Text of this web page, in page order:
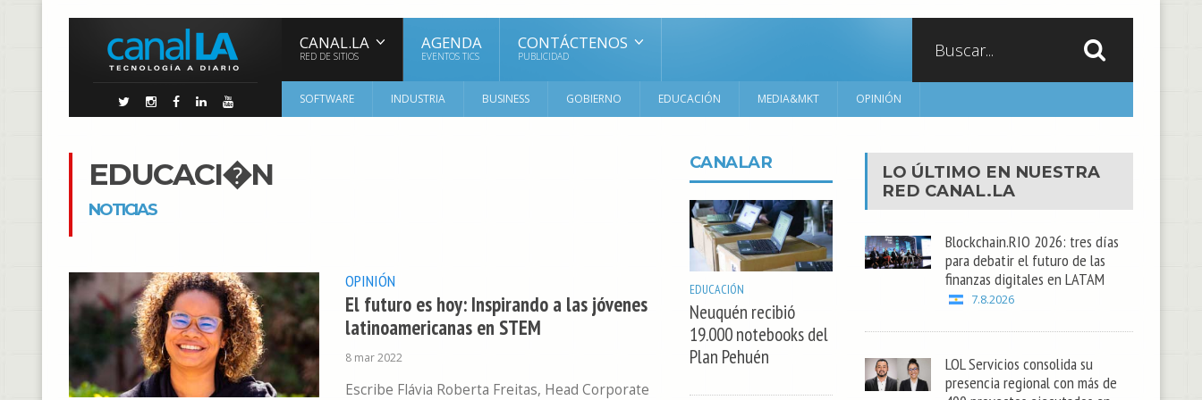
CANAL.LA
RED DE SITIOS
AGENDA
EVENTOS TICS
CONTÁCTENOS
PUBLICIDAD
SOFTWARE INDUSTRIA BUSINESS GOBIERNO EDUCACIÓN MEDIA&MKT OPINIÓN
EDUCACI�N
NOTICIAS
OPINIÓN
El futuro es hoy: Inspirando a las jóvenes
latinoamericanas en STEM
8 mar 2022
Escribe Flávia Roberta Freitas, Head Corporate
CANALAR
EDUCACIÓN
Neuquén recibió
19.000 notebooks del
Plan Pehuén
LO ÚLTIMO EN NUESTRA
RED CANAL.LA
Blockchain.RIO 2026: tres días
para debatir el futuro de las
finanzas digitales en LATAM
7.8.2026
LOL Servicios consolida su
presencia regional con más de